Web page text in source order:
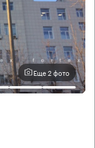
Еще 2 фото